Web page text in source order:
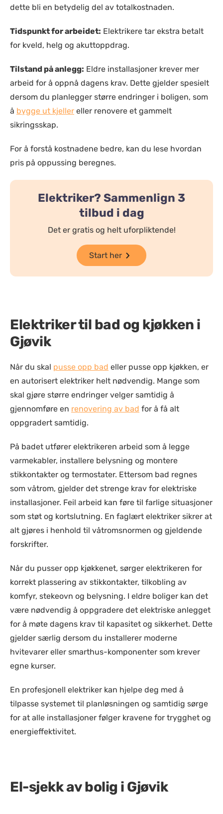
dette bli en betydelig del av totalkostnaden.
Tidspunkt for arbeidet: Elektrikere tar ekstra betalt
for kveld, helg og akuttoppdrag.
Tilstand på anlegg: Eldre installasjoner krever mer
arbeid for å oppnå dagens krav. Dette gjelder spesielt
dersom du planlegger større endringer i boligen, som
å bygge ut kjeller eller renovere et gammelt
sikringsskap.
For å forstå kostnadene bedre, kan du lese hvordan
pris på oppussing beregnes.
Elektriker? Sammenlign 3
tilbud i dag
Det er gratis og helt uforpliktende!
Start her
Elektriker til bad og kjøkken i
Gjøvik
Når du skal pusse opp bad eller pusse opp kjøkken, er
en autorisert elektriker helt nødvendig. Mange som
skal gjøre større endringer velger samtidig å
gjennomføre en renovering av bad for å få alt
oppgradert samtidig.
På badet utfører elektrikeren arbeid som å legge
varmekabler, installere belysning og montere
stikkontakter og termostater. Ettersom bad regnes
som våtrom, gjelder det strenge krav for elektriske
installasjoner. Feil arbeid kan føre til farlige situasjoner
som støt og kortslutning. En faglært elektriker sikrer at
alt gjøres i henhold til våtromsnormen og gjeldende
forskrifter.
Når du pusser opp kjøkkenet, sørger elektrikeren for
korrekt plassering av stikkontakter, tilkobling av
komfyr, stekeovn og belysning. I eldre boliger kan det
være nødvendig å oppgradere det elektriske anlegget
for å møte dagens krav til kapasitet og sikkerhet. Dette
gjelder særlig dersom du installerer moderne
hvitevarer eller smarthus-komponenter som krever
egne kurser.
En profesjonell elektriker kan hjelpe deg med å
tilpasse systemet til planløsningen og samtidig sørge
for at alle installasjoner følger kravene for trygghet og
energieffektivitet.
El-sjekk av bolig i Gjøvik